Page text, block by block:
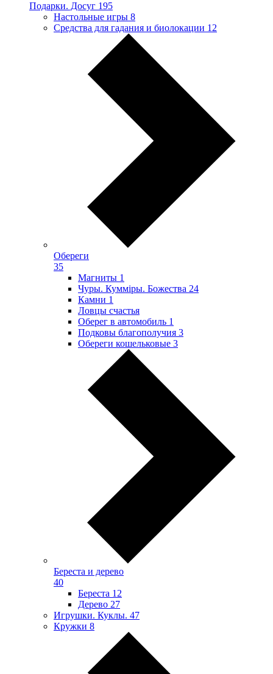
Подарки. Досуг 195
Настольные игры 8
Средства для гадания и биолокации 12
Обереги
35
Магниты 1
Чуры. Куммiры. Божества 24
Камни 1
Ловцы счастья
Оберег в автомобиль 1
Подковы благополучия 3
Обереги кошельковые 3
Береста и дерево
40
Береста 12
Дерево 27
Игрушки. Куклы. 47
Кружки 8